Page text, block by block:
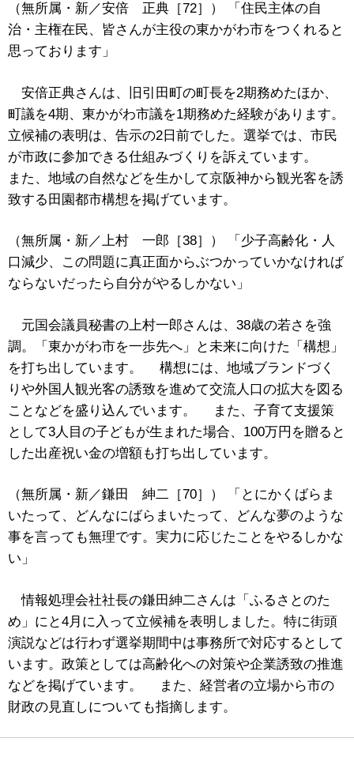
（無所属・新／安倍 正典［72］） 「住民主体の自
治・主権在民、皆さんが主役の東かがわ市をつくれると
思っております」
安倍正典さんは、旧引田町の町長を2期務めたほか、
町議を4期、東かがわ市議を1期務めた経験があります。
立候補の表明は、告示の2日前でした。選挙では、市民
が市政に参加できる仕組みづくりを訴えています。
また、地域の自然などを生かして京阪神から観光客を誘
致する田園都市構想を掲げています。
（無所属・新／上村 一郎［38］） 「少子高齢化・人
口減少、この問題に真正面からぶつかっていかなければ
ならないだったら自分がやるしかない」
元国会議員秘書の上村一郎さんは、38歳の若さを強
調。「東かがわ市を一歩先へ」と未来に向けた「構想」
を打ち出しています。 構想には、地域ブランドづく
りや外国人観光客の誘致を進めて交流人口の拡大を図る
ことなどを盛り込んでいます。 また、子育て支援策
として3人目の子どもが生まれた場合、100万円を贈ると
した出産祝い金の増額も打ち出しています。
（無所属・新／鎌田 紳二［70］） 「とにかくばらま
いたって、どんなにばらまいたって、どんな夢のような
事を言っても無理です。実力に応じたことをやるしかな
い」
情報処理会社社長の鎌田紳二さんは「ふるさとのた
め」にと4月に入って立候補を表明しました。特に街頭
演説などは行わず選挙期間中は事務所で対応するとして
います。政策としては高齢化への対策や企業誘致の推進
などを掲げています。 また、経営者の立場から市の
財政の見直しについても指摘します。